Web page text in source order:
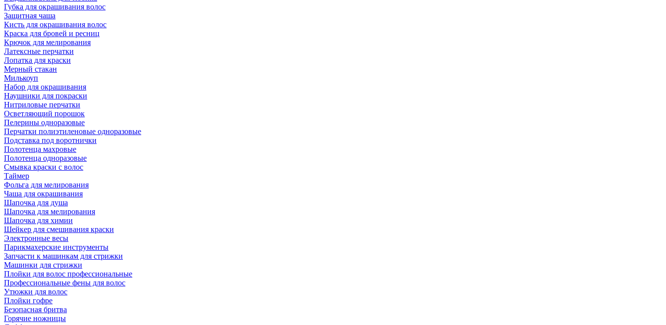
Губка для окрашивания волос
Защитная чаша
Кисть для окрашивания волос
Краска для бровей и ресниц
Крючок для мелирования
Латексные перчатки
Лопатка для краски
Мерный стакан
Милькоуп
Набор для окрашивания
Наушники для покраски
Нитриловые перчатки
Осветляющий порошок
Пелерины одноразовые
Перчатки полиэтиленовые одноразовые
Подставка под воротнички
Полотенца махровые
Полотенца одноразовые
Смывка краски с волос
Таймер
Фольга для мелирования
Чаша для окрашивания
Шапочка для душа
Шапочка для мелирования
Шапочка для химии
Шейкер для смешивания краски
Электронные весы
Парикмахерские инструменты
Запчасти к машинкам для стрижки
Машинки для стрижки
Плойки для волос профессиональные
Профессиональные фены для волос
Утюжки для волос
Плойки гофре
Безопасная бритва
Горячие ножницы